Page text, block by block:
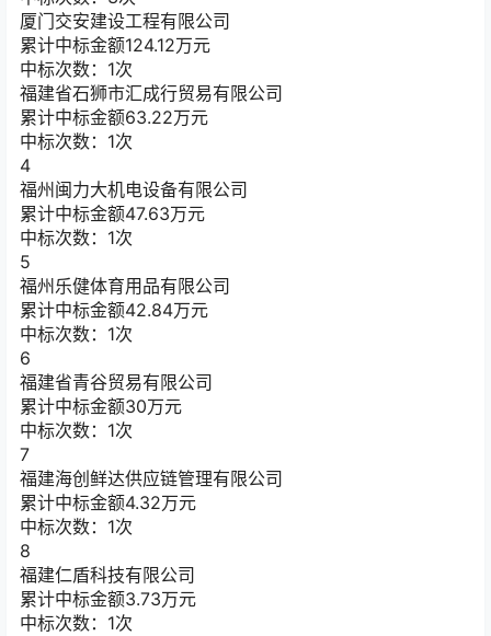
厦门交安建设工程有限公司
累计中标金额124.12万元
中标次数：1次
福建省石狮市汇成行贸易有限公司
累计中标金额63.22万元
中标次数：1次
4
福州闽力大机电设备有限公司
累计中标金额47.63万元
中标次数：1次
5
福州乐健体育用品有限公司
累计中标金额42.84万元
中标次数：1次
6
福建省青谷贸易有限公司
累计中标金额30万元
中标次数：1次
7
福建海创鲜达供应链管理有限公司
累计中标金额4.32万元
中标次数：1次
8
福建仁盾科技有限公司
累计中标金额3.73万元
中标次数：1次